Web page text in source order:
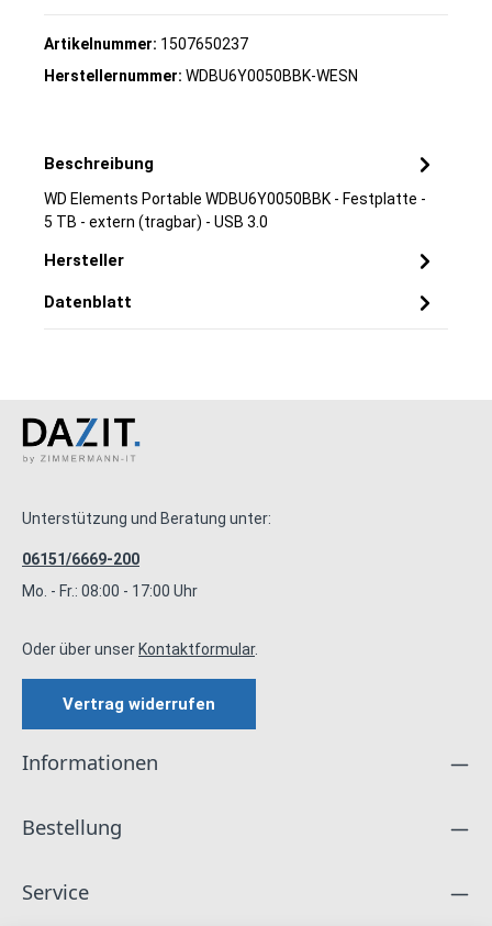
Artikelnummer: 1507650237
Herstellernummer: WDBU6Y0050BBK-WESN
Beschreibung
WD Elements Portable WDBU6Y0050BBK - Festplatte -
5 TB - extern (tragbar) - USB 3.0
Hersteller
Datenblatt
Unterstützung und Beratung unter:
06151/6669-200
Mo. - Fr.: 08:00 - 17:00 Uhr
Oder über unser Kontaktformular.
Vertrag widerrufen
Informationen
Bestellung
Service